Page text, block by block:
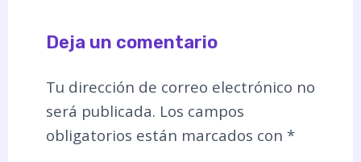
Deja un comentario
Tu dirección de correo electrónico no
será publicada. Los campos
obligatorios están marcados con *